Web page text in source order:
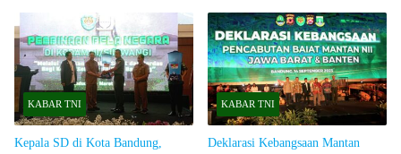
KABAR TNI
Kepala SD di Kota Bandung,
KABAR TNI
Deklarasi Kebangsaan Mantan